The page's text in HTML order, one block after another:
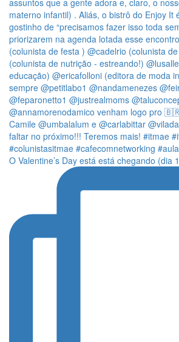
O Valentine’s Day está está chegando (dia